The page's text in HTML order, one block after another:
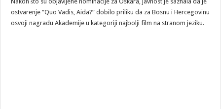
ostvarenje “Quo Vadis, Aida?” dobilo priliku da za Bosnu i Hercegovinu
osvoji nagradu Akademije u kategoriji najbolji film na stranom jeziku.